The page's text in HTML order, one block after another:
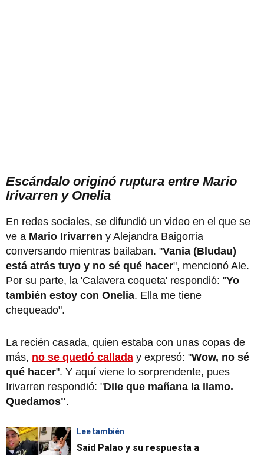
Escándalo originó ruptura entre Mario
Irivarren y Onelia
En redes sociales, se difundió un video en el que se
ve a Mario Irivarren y Alejandra Baigorria
conversando mientras bailaban. "Vania (Bludau)
está atrás tuyo y no sé qué hacer", mencionó Ale.
Por su parte, la 'Calavera coqueta' respondió: "Yo
también estoy con Onelia. Ella me tiene
chequeado".
La recién casada, quien estaba con unas copas de
más, no se quedó callada y expresó: "Wow, no sé
qué hacer". Y aquí viene lo sorprendente, pues
Irivarren respondió: "Dile que mañana la llamo.
Quedamos".
Lee también
Said Palao y su respuesta a